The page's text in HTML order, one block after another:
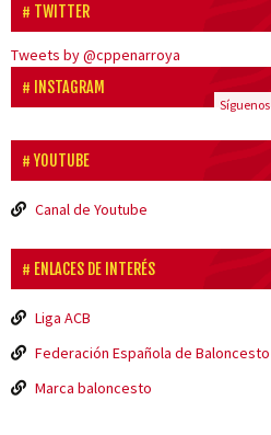
TWITTER
Tweets by @cppenarroya
INSTAGRAM
Síguenos
YOUTUBE
Canal de Youtube
ENLACES DE INTERÉS
Liga ACB
Federación Española de Baloncesto
Marca baloncesto